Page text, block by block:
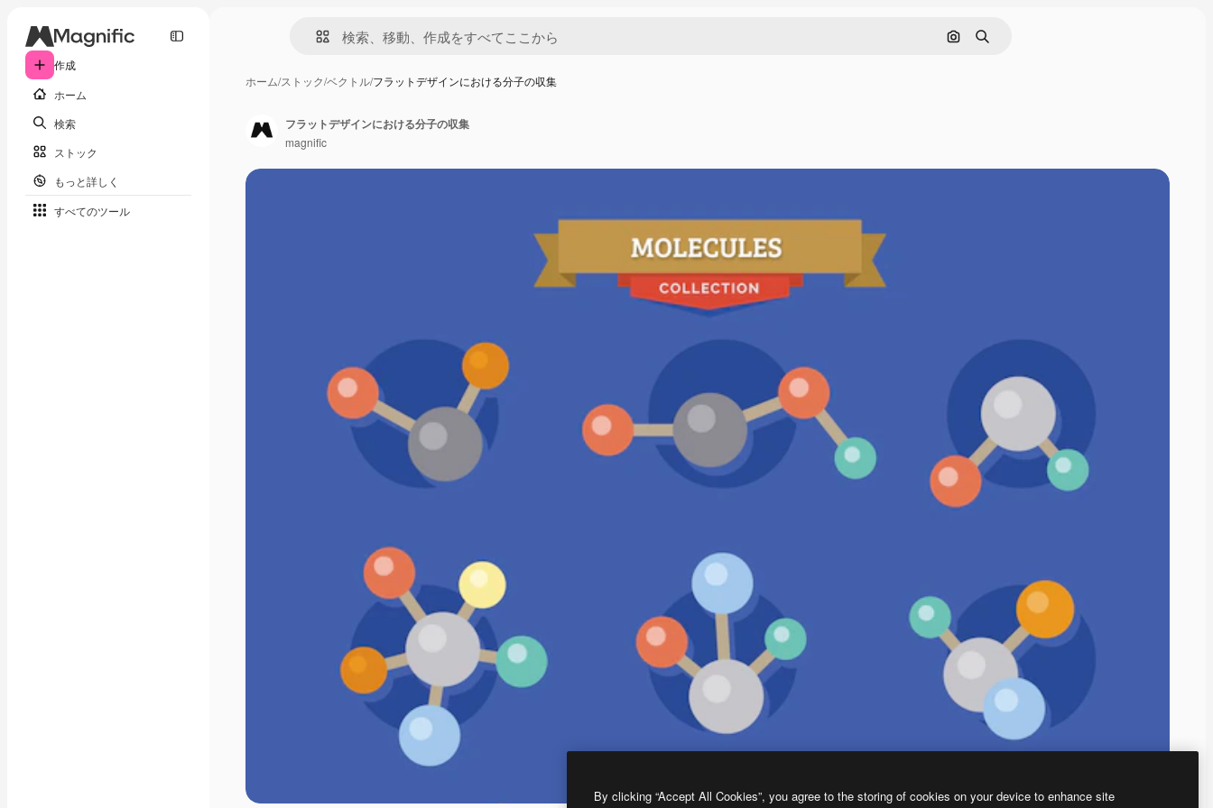
作成
ホーム
検索
ストック
もっと詳しく
すべてのツール
画像で検索
検索
ホーム/ストック/ベクトル/フラットデザインにおける分子の収集
フラットデザインにおける分子の収集
magnific
By clicking “Accept All Cookies”, you agree to the storing of cookies on your device to enhance site